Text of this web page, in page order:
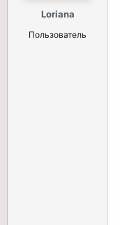
Loriana
Пользователь